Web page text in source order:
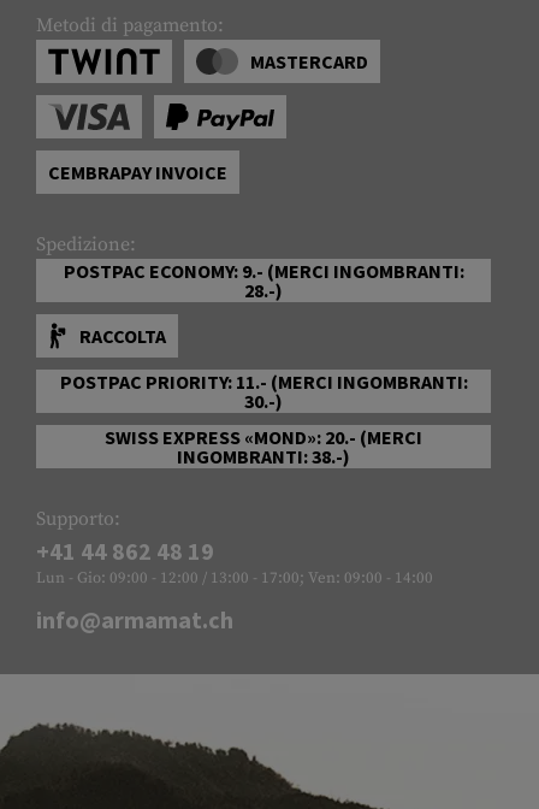
Metodi di pagamento:
MASTERCARD
CEMBRAPAY INVOICE
Spedizione:
POSTPAC ECONOMY: 9.- (MERCI INGOMBRANTI:
28.-)
RACCOLTA
POSTPAC PRIORITY: 11.- (MERCI INGOMBRANTI:
30.-)
SWISS EXPRESS «MOND»: 20.- (MERCI
INGOMBRANTI: 38.-)
Supporto:
+41 44 862 48 19
Lun - Gio: 09:00 - 12:00 / 13:00 - 17:00; Ven: 09:00 - 14:00
info@armamat.ch